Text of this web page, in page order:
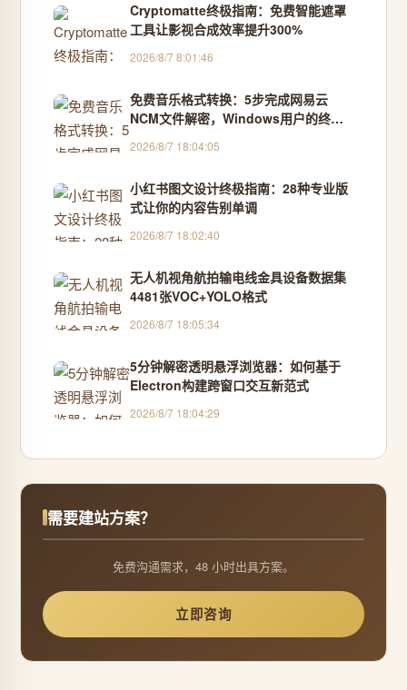
Cryptomatte终极指南：免费智能遮罩
工具让影视合成效率提升300%
2026/8/7 8:01:46
免费音乐格式转换：5步完成网易云
NCM文件解密，Windows用户的终极
2026/8/7 18:04:05
小红书图文设计终极指南：28种专业版
式让你的内容告别单调
2026/8/7 18:02:40
无人机视角航拍输电线金具设备数据集
4481张VOC+YOLO格式
2026/8/7 18:05:34
5分钟解密透明悬浮浏览器：如何基于
Electron构建跨窗口交互新范式
2026/8/7 18:04:29
需要建站方案？
免费沟通需求，48 小时出具方案。
立即咨询